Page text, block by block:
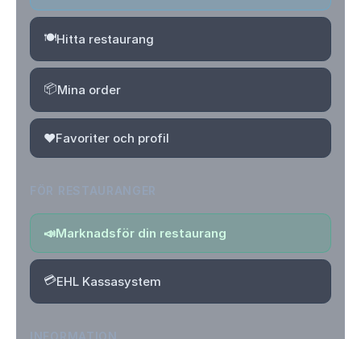
🍽️Hitta restaurang
📦Mina order
❤️Favoriter och profil
📣Marknadsför din restaurang
💳EHL Kassasystem